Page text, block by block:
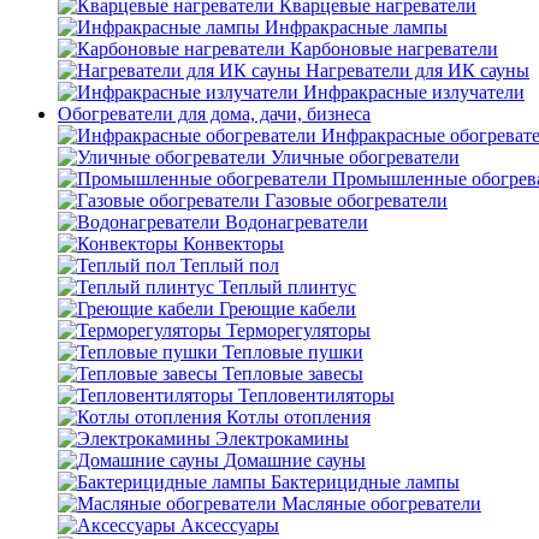
Кварцевые нагреватели
Инфракрасные лампы
Карбоновые нагреватели
Нагреватели для ИК сауны
Инфракрасные излучатели
Обогреватели для дома, дачи, бизнеса
Инфракрасные
Уличные обогреватели
Промышленные
Газовые обогреватели
Водонагреватели
Конвекторы
Теплый пол
Теплый плинтус
Греющие кабели
Терморегуляторы
Тепловые пушки
Тепловые завесы
Тепловентиляторы
Котлы отопления
Электрокамины
Домашние сауны
Бактерицидные лампы
Масляные обогреватели
Аксессуары